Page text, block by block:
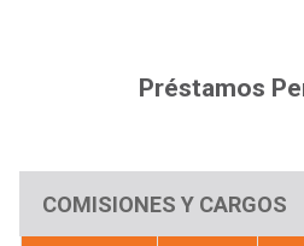
Préstamos
COMISIONES Y CARGOS